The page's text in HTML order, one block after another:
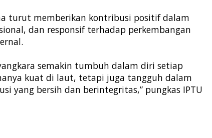
turut memberikan kontribusi positif dalam
dan responsif terhadap perkembangan
semakin tumbuh dalam diri setiap
kuat di laut, tetapi juga tangguh dalam
yang bersih dan berintegritas,” pungkas IPTU